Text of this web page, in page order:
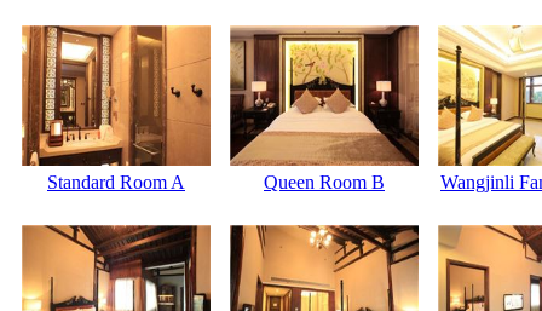
Standard Room A Queen Room B Wangjinli